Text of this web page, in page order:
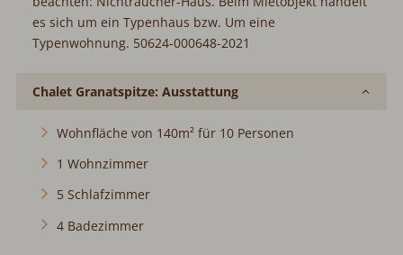
es sich um ein Typenhaus bzw. Um eine
Typenwohnung. 50624-000648-2021
Chalet Granatspitze: Ausstattung
Wohnfläche von 140m² für 10 Personen
1 Wohnzimmer
5 Schlafzimmer
4 Badezimmer